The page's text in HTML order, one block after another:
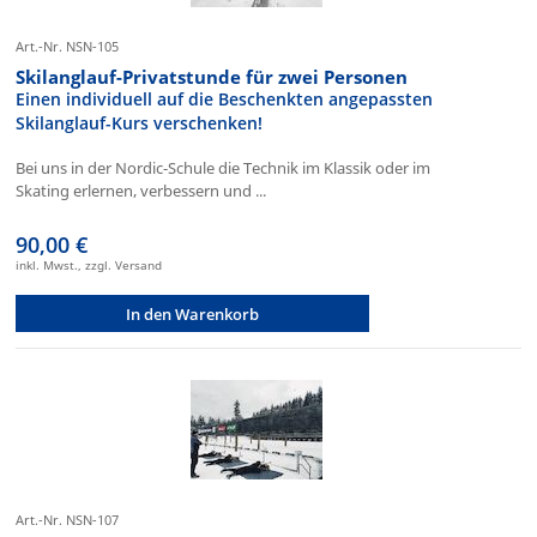
Art.-Nr. NSN-105
Skilanglauf-Privatstunde für zwei Personen
Einen individuell auf die Beschenkten angepassten
Skilanglauf-Kurs verschenken!
Bei uns in der Nordic-Schule die Technik im Klassik oder im
Skating erlernen, verbessern und ...
90,00 €
inkl. Mwst., zzgl. Versand
In den Warenkorb
Art.-Nr. NSN-107